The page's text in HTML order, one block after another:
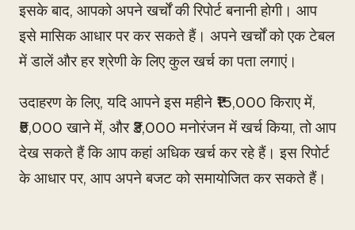
इसके बाद, आपको अपने खर्चों की रिपोर्ट बनानी होगी। आप
इसे मासिक आधार पर कर सकते हैं। अपने खर्चों को एक टेबल
में डालें और हर श्रेणी के लिए कुल खर्च का पता लगाएं।
उदाहरण के लिए, यदि आपने इस महीने ₹15,000 किराए में,
₹5,000 खाने में, और ₹3,000 मनोरंजन में खर्च किया, तो आप
देख सकते हैं कि आप कहां अधिक खर्च कर रहे हैं। इस रिपोर्ट
के आधार पर, आप अपने बजट को समायोजित कर सकते हैं।